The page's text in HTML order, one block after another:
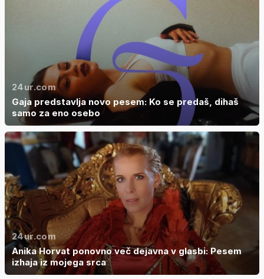
24ur.com
Gaja predstavlja novo pesem: Ko se predaš, dihaš
samo za eno osebo
24ur.com
Anika Horvat ponovno več dejavna v glasbi: Pesem
izhaja iz mojega srca